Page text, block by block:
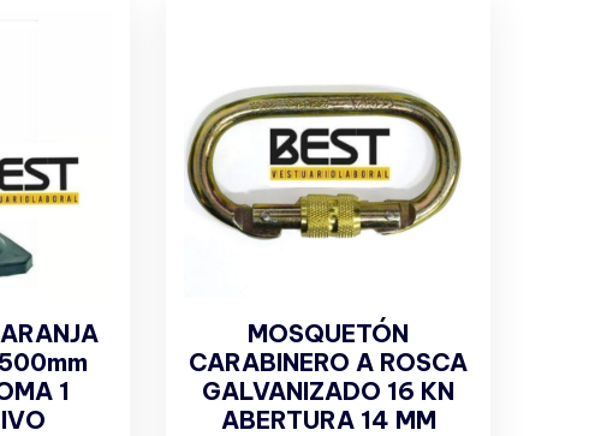
1
MOSQUETÓN
CARABINERO A ROSCA
GALVANIZADO 16 KN
ABERTURA 14 MM